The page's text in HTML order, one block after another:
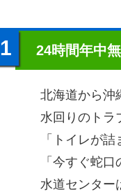
1 24時間年中
北海道から沖
水回りのトラ
「トイレが
「今すぐ蛇
水道センター